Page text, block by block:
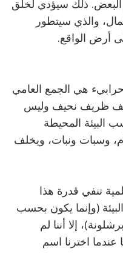
البعض. ذلك سيؤدي لخلق
والذي سيتطور
أرض الواقع.
هي الجمع العامي
ظريف نحيف وليس
البيئة المحيطة
وسبات ونبات، ويخلف
تنفي قدرة هذا
(وإنما يكون بحسب
إلا أننا لم
عندما اخترنا اسم